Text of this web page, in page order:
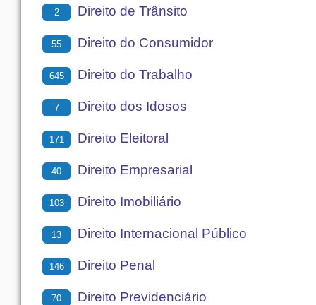
2 Direito de Trânsito
55 Direito do Consumidor
645 Direito do Trabalho
7 Direito dos Idosos
171 Direito Eleitoral
40 Direito Empresarial
103 Direito Imobiliário
13 Direito Internacional Público
146 Direito Penal
70 Direito Previdenciário